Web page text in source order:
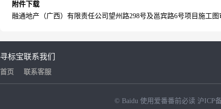
附件下载
融通地产（广西）有限责任公司望州路298号及邕宾路6号项目施工
寻标宝
首页
联系我们
联系客服
© Baidu 使用爱番番前必读 沪ICP